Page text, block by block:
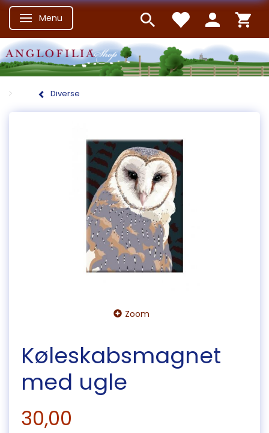
Skifte navigation
Menu
Diverse
Zoom
Køleskabsmagnet
med ugle
30,00